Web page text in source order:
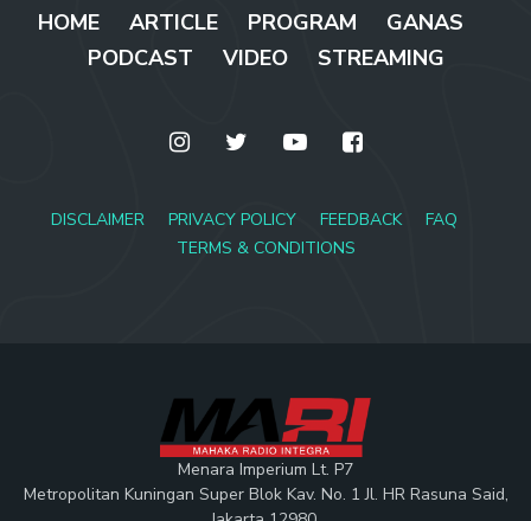
HOME ARTICLE PROGRAM
GANAS
PODCAST
VIDEO STREAMING
DISCLAIMER PRIVACY POLICY FEEDBACK
FAQ
TERMS & CONDITIONS
Menara Imperium Lt. P7
Metropolitan Kuningan Super Blok Kav. No. 1 Jl. HR Rasuna Said,